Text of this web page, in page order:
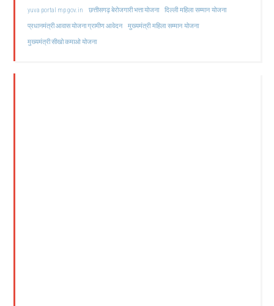
yuva portal mp gov.in
छत्तीसगढ़ बेरोजगारी भत्ता योजना दिल्ली महिला सम्मान योजना
प्रधानमंत्री आवास योजना ग्रामीण आवेदन मुख्यमंत्री महिला सम्मान योजना
मुख्यमंत्री सीखो कमाओ योजना